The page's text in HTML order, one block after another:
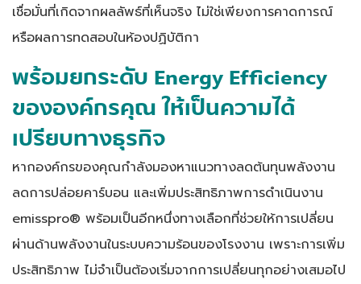
เชื่อมั่นที่เกิดจากผลลัพธ์ที่เห็นจริง ไม่ใช่เพียงการคาดการณ์
หรือผลการทดสอบในห้องปฏิบัติกา
พร้อมยกระดับ Energy Efficiency
ขององค์กรคุณ ให้เป็นความได้
เปรียบทางธุรกิจ
หากองค์กรของคุณกำลังมองหาแนวทางลดต้นทุนพลังงาน
ลดการปล่อยคาร์บอน และเพิ่มประสิทธิภาพการดำเนินงาน
emisspro® พร้อมเป็นอีกหนึ่งทางเลือกที่ช่วยให้การเปลี่ยน
ผ่านด้านพลังงานในระบบความร้อนของโรงงาน เพราะการเพิ่ม
ประสิทธิภาพ ไม่จำเป็นต้องเริ่มจากการเปลี่ยนทุกอย่างเสมอไป